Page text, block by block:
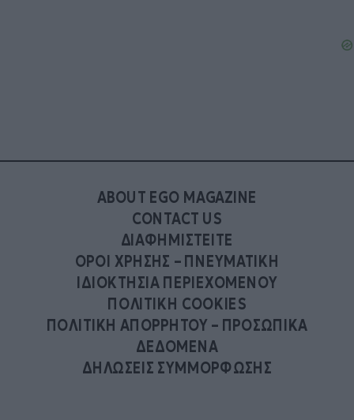
ABOUT EGO MAGAZINE
CONTACT US
ΔΙΑΦΗΜΙΣΤΕΙΤΕ
ΟΡΟΙ ΧΡΗΣΗΣ – ΠΝΕΥΜΑΤΙΚΗ
ΙΔΙΟΚΤΗΣΙΑ ΠΕΡΙΕΧΟΜΕΝΟΥ
ΠΟΛΙΤΙΚΗ COOKIES
ΠΟΛΙΤΙΚΗ ΑΠΟΡΡΗΤΟΥ – ΠΡΟΣΩΠΙΚΑ
ΔΕΔΟΜΕΝΑ
ΔΗΛΩΣΕΙΣ ΣΥΜΜΟΡΦΩΣΗΣ